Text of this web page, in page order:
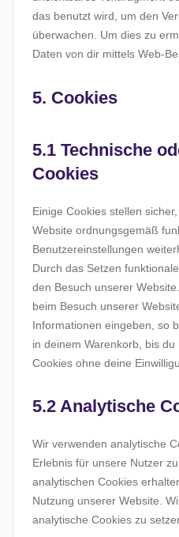
das benutzt wird, um den
überwachen. Um dies zu
Daten von dir mittels Web-
5. Cookies
5.1 Technische
Cookies
Einige Cookies stellen
Website ordnungsgemäß
Benutzereinstellungen
Durch das Setzen
den Besuch unserer
beim Besuch unserer
Informationen eingeben, so
in deinem Warenkorb, bis
Cookies ohne deine
5.2 Analytische
Wir verwenden analytische
Erlebnis für unsere Nutzer
analytischen Cookies
Nutzung unserer Website.
analytische Cookies zu